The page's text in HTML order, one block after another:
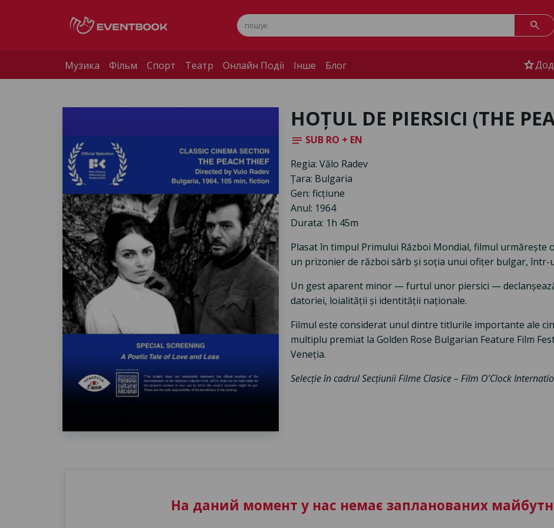
search
Музика Фільм Спорт Театр Онлайн Події Інше Блог star
HOȚUL DE PIERSICI (THE
notes SUB RO + EN
Regia: Vălo Radev
Țara: Bulgaria
Gen: ficțiune
Anul: 1964
Durata: 1h 45m
Plasat în timpul Primului Război Mondial, filmul urmărește
un prizonier de război sârb și soția unui ofițer bulgar,
Un gest aparent minor — furtul unor piersici —
datoriei, loialității și identității naționale.
Filmul este considerat unul dintre titlurile importante ale
multiplu premiat la Golden Rose Bulgarian Feature Film
Veneția.
Selecție în cadrul Secțiunii Filme Clasice – Film O’Clock
На даний момент у нас немає запланованих